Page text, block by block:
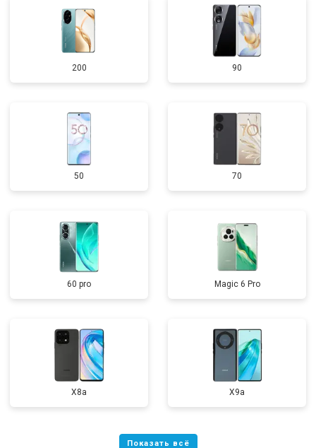
200 90
50 70
60 pro Magic 6 Pro
X8a X9a